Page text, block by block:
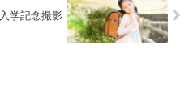
入学記念撮影